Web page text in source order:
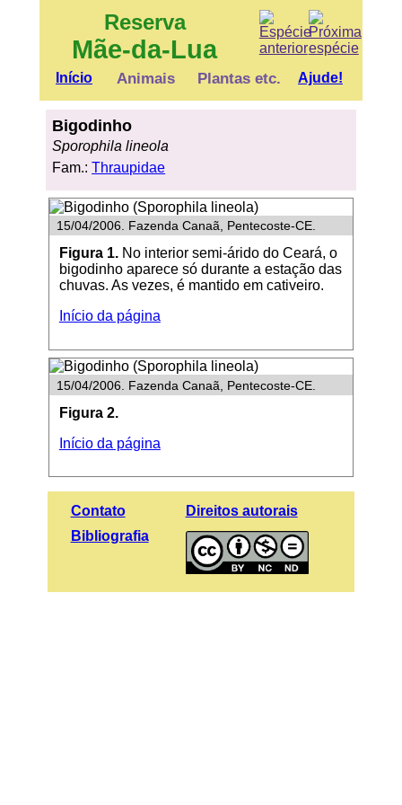
Reserva
Mãe-da-Lua
Início Animais Plantas etc. Ajude!
Bigodinho
Sporophila lineola
Fam.:Thraupidae
15/04/2006. Fazenda Canaã, Pentecoste-CE.
Figura 1.No interior semi-árido do Ceará, o
bigodinho aparece só durante a estação das
chuvas. As vezes, é mantido em cativeiro.
Início da página
15/04/2006. Fazenda Canaã, Pentecoste-CE.
Figura 2.
Início da página
Contato
Bibliografia
Direitos autorais